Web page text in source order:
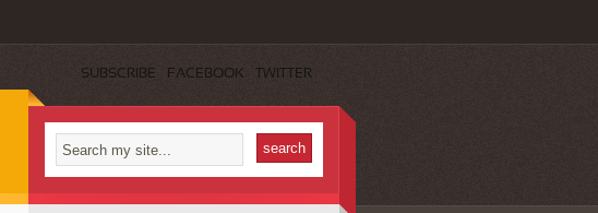
SUBSCRIBE FACEBOOK TWITTER